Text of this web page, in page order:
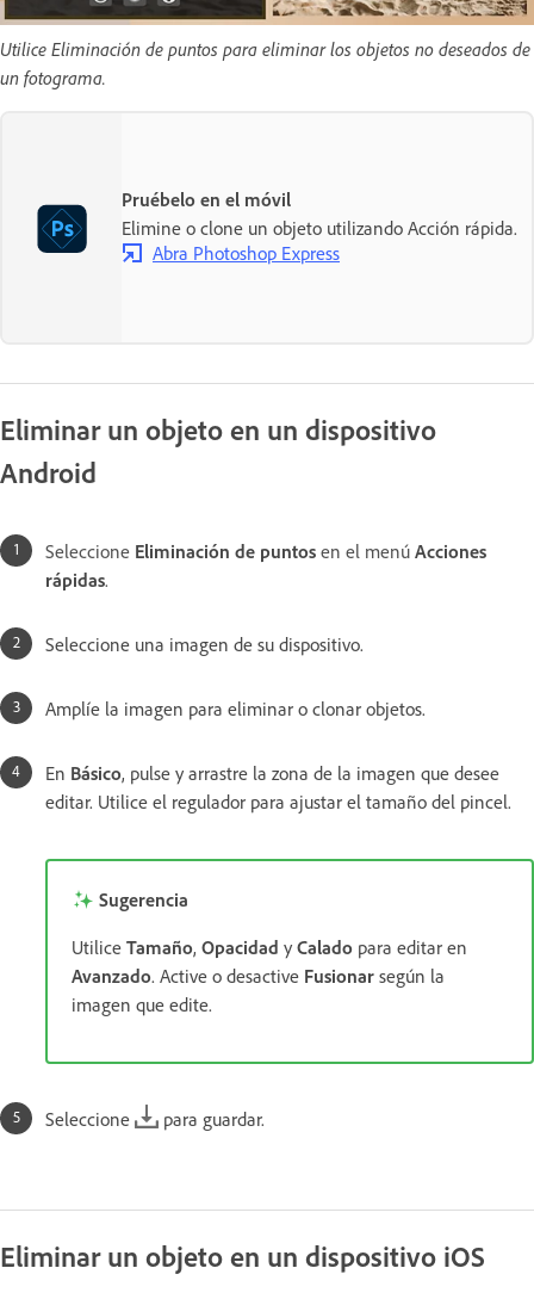
Utilice Eliminación de puntos para eliminar los objetos no deseados de
un fotograma.
Pruébelo en el móvil
Elimine o clone un objeto utilizando Acción rápida.
Abra Photoshop Express
Eliminar un objeto en un dispositivo
Android
Seleccione Eliminación de puntos en el menú Acciones
rápidas.
Seleccione una imagen de su dispositivo.
Amplíe la imagen para eliminar o clonar objetos.
En Básico, pulse y arrastre la zona de la imagen que desee
editar. Utilice el regulador para ajustar el tamaño del pincel.
Sugerencia
Utilice Tamaño, Opacidad y Calado para editar en
Avanzado. Active o desactive Fusionar según la
imagen que edite.
Seleccione para guardar.
Eliminar un objeto en un dispositivo iOS